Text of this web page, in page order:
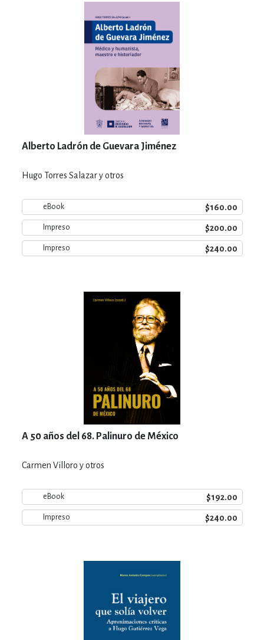
Alberto Ladrón de Guevara Jiménez
Hugo Torres Salazar y otros
eBook $160.00
Impreso $200.00
Impreso $240.00
A 50 años del 68. Palinuro de México
Carmen Villoro y otros
eBook $192.00
Impreso $240.00